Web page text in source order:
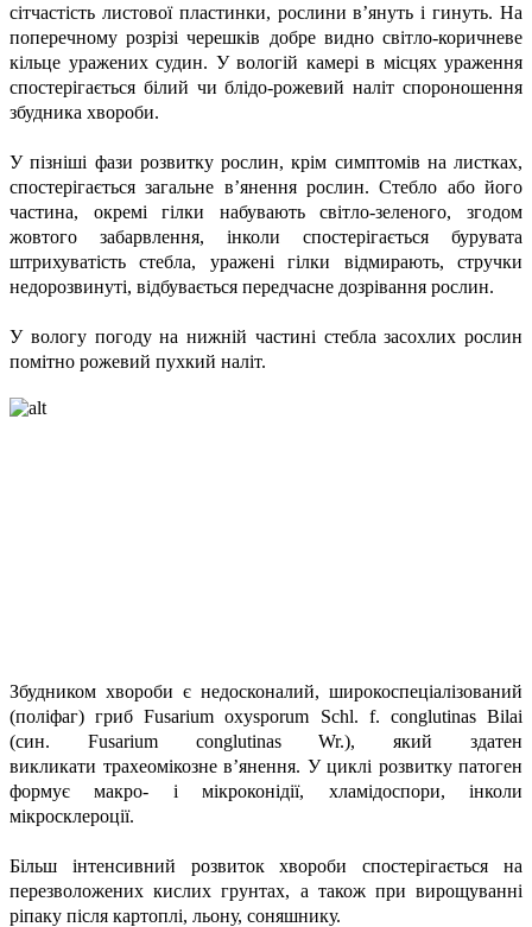
сітчастість листової пластинки, рослини в’януть і гинуть. На
поперечному розрізі черешків добре видно світло-коричневе
кільце уражених судин. У вологій камері в місцях ураження
спостерігається білий чи блідо-рожевий наліт спороношення
збудника хвороби.
У пізніші фази розвитку рослин, крім симптомів на листках,
спостерігається загальне в’янення рослин. Стебло або його
частина, окремі гілки набувають світло-зеленого, згодом
жовтого забарвлення, інколи спостерігається бурувата
штрихуватість стебла, уражені гілки відмирають, стручки
недорозвинуті, відбувається передчасне дозрівання рослин.
У вологу погоду на нижній частині стебла засохлих рослин
помітно рожевий пухкий наліт.
Збудником хвороби є недосконалий, широкоспеціалізований
(поліфаг) гриб Fusarium oxysporum Schl. f. conglutinas Bilai
(син. Fusarium conglutinas Wr.), який здатен
викликати трахеомікозне в’янення. У циклі розвитку патоген
формує макро- і мікроконідії, хламідоспори, інколи
мікросклероції.
Більш інтенсивний розвиток хвороби спостерігається на
перезволожених кислих грунтах, а також при вирощуванні
ріпаку після картоплі, льону, соняшнику.